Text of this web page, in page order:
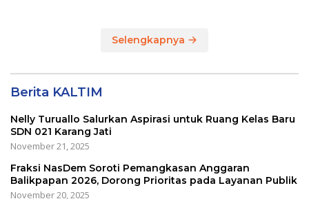
Selengkapnya
Berita KALTIM
Nelly Turuallo Salurkan Aspirasi untuk Ruang Kelas Baru
SDN 021 Karang Jati
November 21, 2025
Fraksi NasDem Soroti Pemangkasan Anggaran
Balikpapan 2026, Dorong Prioritas pada Layanan Publik
November 20, 2025